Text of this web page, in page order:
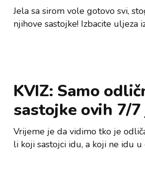
Jela sa sirom vole gotovo svi,
njihove sastojke! Izbacite uljeza
KVIZ: Samo
sastojke ovih 7/
Vrijeme je da vidimo tko je
li koji sastojci idu, a koji ne idu u